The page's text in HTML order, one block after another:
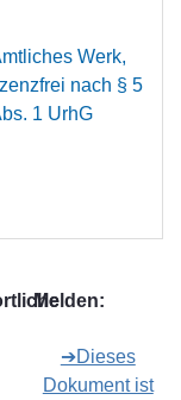
Werk,
nach § 5
1 UrhG
Melden:
➔Dieses
Dokument ist